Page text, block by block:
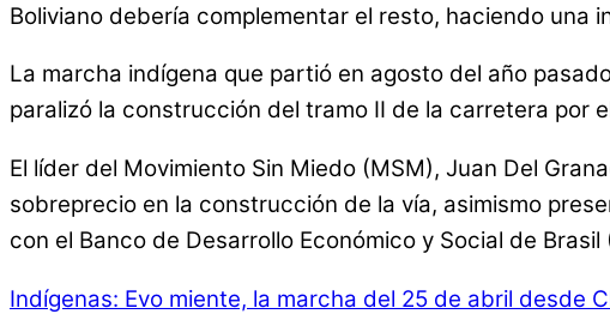
Boliviano debería complementar el resto, haciendo una
La marcha indígena que partió en agosto del año
paralizó la construcción del tramo II de la carretera por
El líder del Movimiento Sin Miedo (MSM), Juan Del
sobreprecio en la construcción de la vía, asimismo
con el Banco de Desarrollo Económico y Social de Brasil
Indígenas: Evo miente, la marcha del 25 de abril desde